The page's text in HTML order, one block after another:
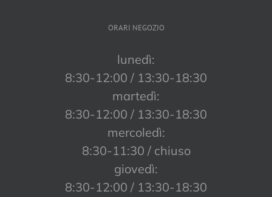
ORARI NEGOZIO
lunedì:
8:30-12:00 / 13:30-18:30
martedì:
8:30-12:00 / 13:30-18:30
mercoledì:
8:30-11:30 / chiuso
giovedì:
8:30-12:00 / 13:30-18:30